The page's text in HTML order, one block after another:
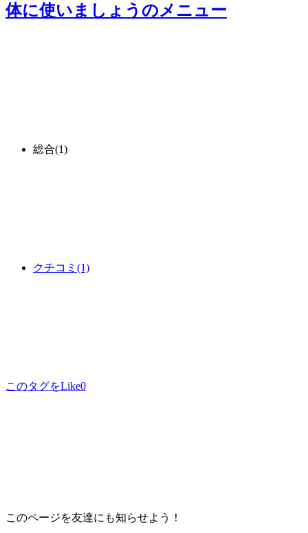
体に使いましょう のメニュー
総合(1)
クチコミ (1)
このタグをLike0
このページを友達にも知らせよう！